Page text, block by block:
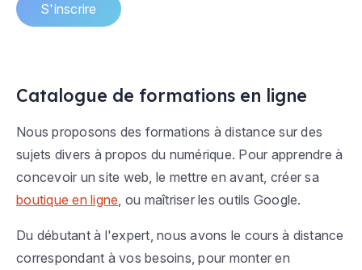
S'inscrire
Catalogue de formations en ligne
Nous proposons des formations à distance sur des
sujets divers à propos du numérique. Pour apprendre à
concevoir un site web, le mettre en avant, créer sa
boutique en ligne, ou maîtriser les outils Google.
Du débutant à l'expert, nous avons le cours à distance
correspondant à vos besoins, pour monter en